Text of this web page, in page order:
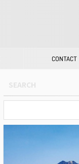
CONTACT